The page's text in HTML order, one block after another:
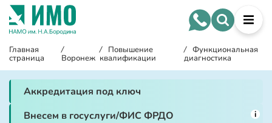
Главная
страница
/
Воронеж
/ Повышение
квалификации
/ Функциональная
диагностика
Аккредитация под ключ
Внесем в госуслуги/ФИС ФРДО
i